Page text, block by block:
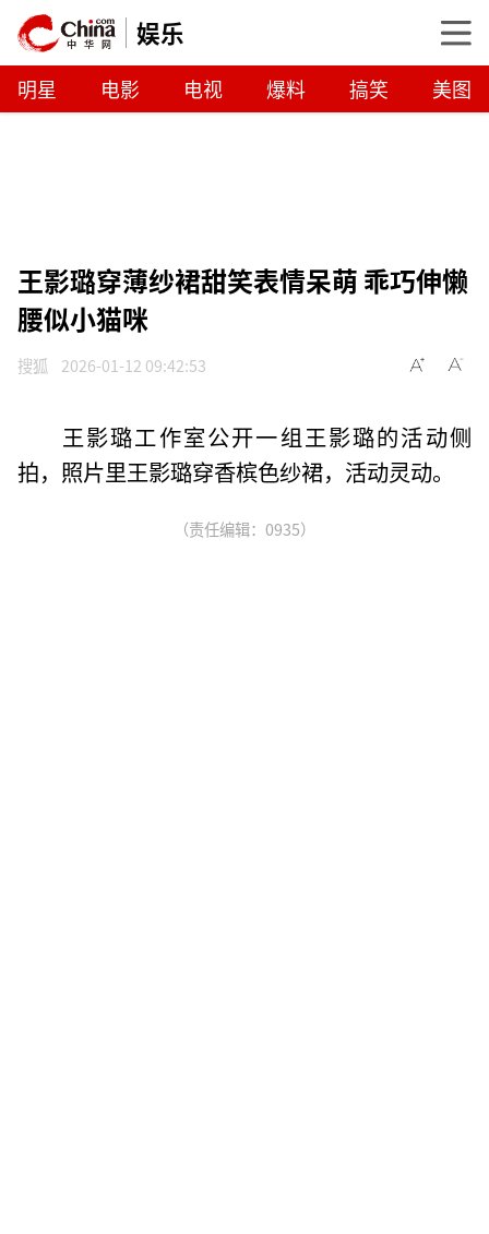
娱乐
明星 电影 电视 爆料 搞笑 美图
王影璐穿薄纱裙甜笑表情呆萌 乖巧伸懒
腰似小猫咪
搜狐 2026-01-12 09:42:53
王影璐工作室公开一组王影璐的活动侧
拍，照片里王影璐穿香槟色纱裙，活动灵动。
（责任编辑：0935）